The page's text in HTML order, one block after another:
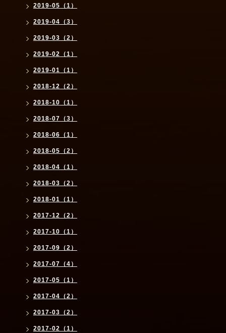
2019-05（1）
2019-04（3）
2019-03（2）
2019-02（1）
2019-01（1）
2018-12（2）
2018-10（1）
2018-07（3）
2018-06（1）
2018-05（2）
2018-04（1）
2018-03（2）
2018-01（1）
2017-12（2）
2017-10（1）
2017-09（2）
2017-07（4）
2017-05（1）
2017-04（2）
2017-03（2）
2017-02（1）